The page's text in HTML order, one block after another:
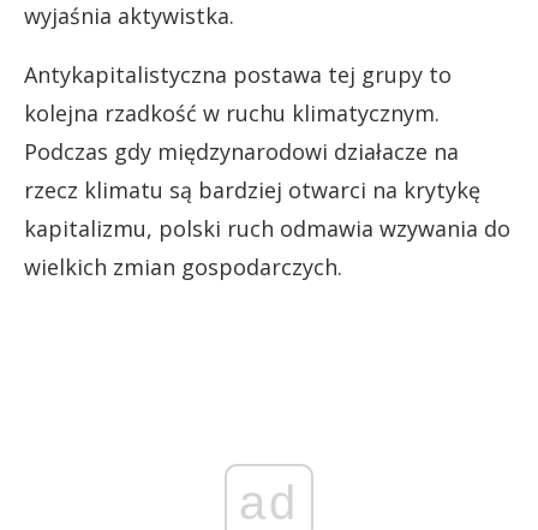
wyjaśnia aktywistka.
Antykapitalistyczna postawa tej grupy to
kolejna rzadkość w ruchu klimatycznym.
Podczas gdy międzynarodowi działacze na
rzecz klimatu są bardziej otwarci na krytykę
kapitalizmu, polski ruch odmawia wzywania do
wielkich zmian gospodarczych.
ad